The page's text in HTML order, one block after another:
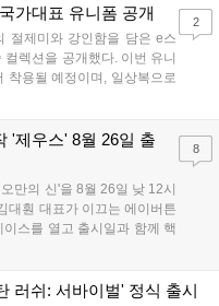
가대표 유니폼 공개
절제미와 강인함을 담은 e스
렉션을 공개했다. 이번 유니
착용될 예정이며, 일상복으로
골스튜디오 공식 홈페이지
을 착용할 계획이다....
2
'제우스' 8월 26일 출
만의 신'을 8월 26일 낮 12시
대훤 대표가 이끄는 에이버튼
스를 열고 출시일과 함께 핵
공개했다. 캐릭터명 선점은
8
러쉬: 서바이벌' 정식 출시